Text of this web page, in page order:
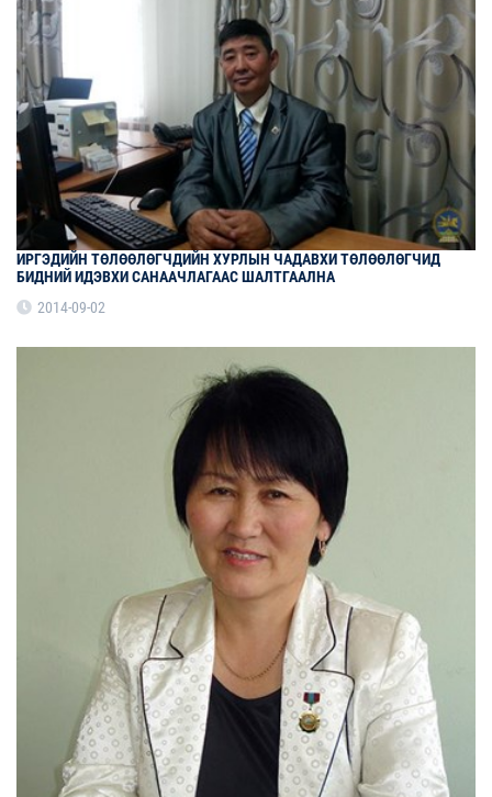
ИРГЭДИЙН ТӨЛӨӨЛӨГЧДИЙН ХУРЛЫН ЧАДАВХИ ТӨЛӨӨЛӨГЧИД
БИДНИЙ ИДЭВХИ САНААЧЛАГААС ШАЛТГААЛНА
2014-09-02